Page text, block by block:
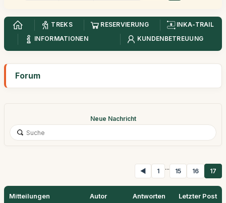
TREKS RESERVIERUNG
INKA-TRAIL
INFORMATIONEN
KUNDENBETREUUNG
Forum
Neue Nachricht
◀ 1 ... 15 16 17
Mitteilungen Autor Antworten Letzter Post